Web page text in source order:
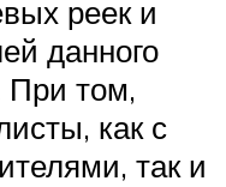
реек и
данного
При том,
как с
так и